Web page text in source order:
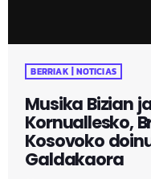
BERRIAK | NOTICIAS
Musika Bizian
Kornuallesko,
Kosovoko
Galdakaora